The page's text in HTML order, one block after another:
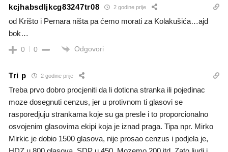
kcjhabsdljkcg83247tr08 2 godine prije
od Krišto i Pernara ništa pa ćemo morati za Kolakušića…ajd
bok…
0 0 Odgovori
Tri p 2 godine prije
Treba prvo dobro procjeniti da li doticna stranka ili pojedinac
moze dosegnuti cenzus, jer u protivnom ti glasovi se
rasporedjuju strankama koje su ga presle i to proporcionalno
osvojenim glasovima ekipi koja je iznad praga. Tipa npr. Mirko
Mirkic je dobio 1500 glasova, nije prosao cenzus i podjela je,